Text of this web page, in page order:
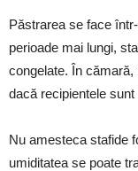
Păstrarea se face
perioade mai lungi,
congelate. În
dacă recipientele sunt
Nu amesteca stafide
umiditatea se poate